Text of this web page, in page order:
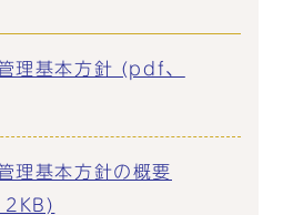
理基本方針 (pdf、
理基本方針の概要